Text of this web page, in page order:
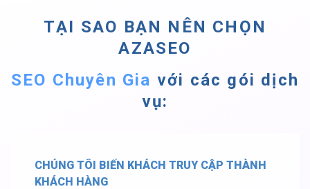
TẠI SAO BẠN NÊN CHỌN
AZASEO
SEO Chuyên Gia với các gói dịch
vụ:
CHÚNG TÔI BIẾN KHÁCH TRUY CẬP THÀNH
KHÁCH HÀNG